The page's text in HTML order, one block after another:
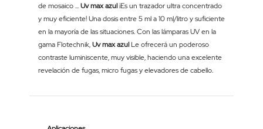
de mosaico ...Uv max azul¡Es un trazador ultra concentrado
y muy eficiente! Una dosis entre 5 ml a 10 ml/litro y suficiente
en la mayoría de las situaciones. Con las lámparas UV en la
gama Flotechnik,Uv max azulLe ofrecerá un poderoso
contraste luminiscente, muy visible, haciendo una excelente
revelación de fugas, micro fugas y elevadores de cabello.